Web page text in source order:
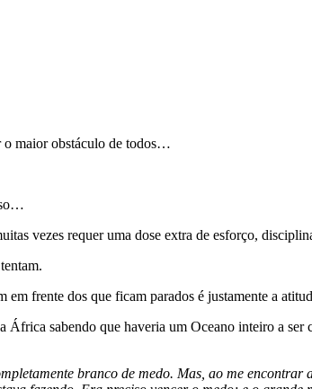
o maior obstáculo de todos…
vezes requer uma dose extra de esforço,
frente dos que ficam parados é justamente a
sabendo que haveria um Oceano inteiro a
branco de medo. Mas, ao me